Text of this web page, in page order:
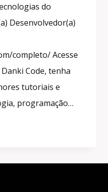
do
Desenvolvedor(a)
completo/ Acesse
Code, tenha
tutoriais e
programação…